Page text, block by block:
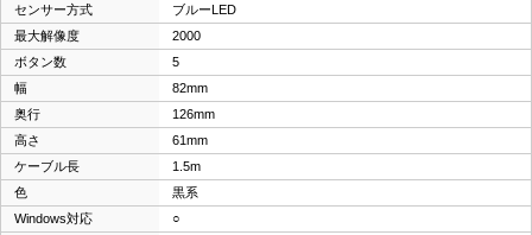
センサー方式
ブルーLED
最大解像度
2000
ボタン数
5
幅
82mm
奥行
126mm
高さ
61mm
ケーブル長
1.5m
色
黒系
Windows対応
○